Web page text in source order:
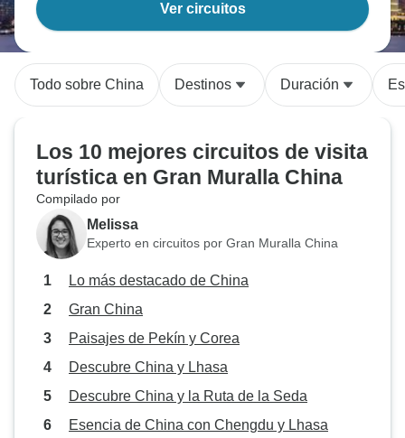
Ver circuitos
Todo sobre China Destinos Duración
Los 10 mejores circuitos de visita
turística en Gran Muralla China
Compilado por
Melissa
Experto en circuitos por Gran Muralla China
Lo más destacado de China
Gran China
Paisajes de Pekín y Corea
Descubre China y Lhasa
Descubre China y la Ruta de la Seda
Esencia de China con Chengdu y Lhasa